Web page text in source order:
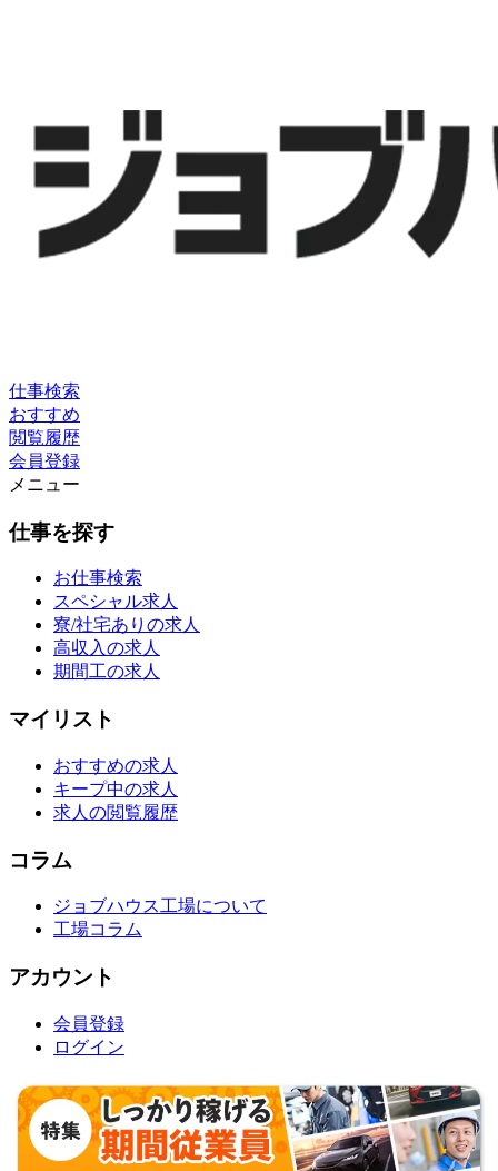
仕事検索
おすすめ
閲覧履歴
会員登録
メニュー
仕事を探す
お仕事検索
スペシャル求人
寮/社宅ありの求人
高収入の求人
期間工の求人
マイリスト
おすすめの求人
キープ中の求人
求人の閲覧履歴
コラム
ジョブハウス工場について
工場コラム
アカウント
会員登録
ログイン